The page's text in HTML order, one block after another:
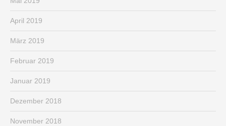
April 2019
März 2019
Februar 2019
Januar 2019
Dezember 2018
November 2018